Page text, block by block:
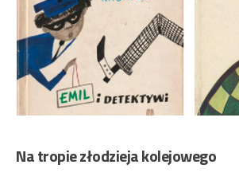
Na tropie złodzieja kolejowego